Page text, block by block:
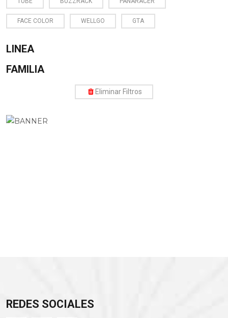
FACE COLOR WELLGO GTA
LINEA
FAMILIA
Eliminar Filtros
REDES SOCIALES